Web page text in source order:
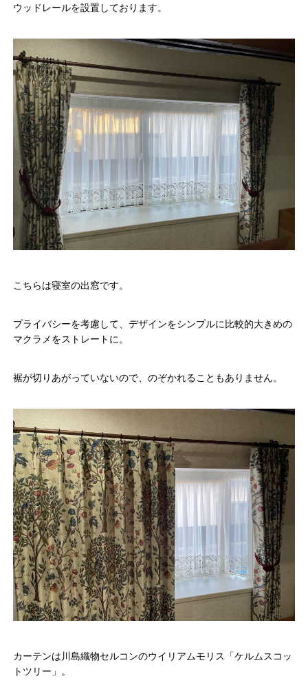
ウッドレールを設置しております。
こちらは寝室の出窓です。
プライバシーを考慮して、デザインをシンプルに比較的大きめの
マクラメをストレートに。
裾が切りあがっていないので、のぞかれることもありません。
カーテンは川島織物セルコンのウイリアムモリス「ケルムスコッ
トツリー」。